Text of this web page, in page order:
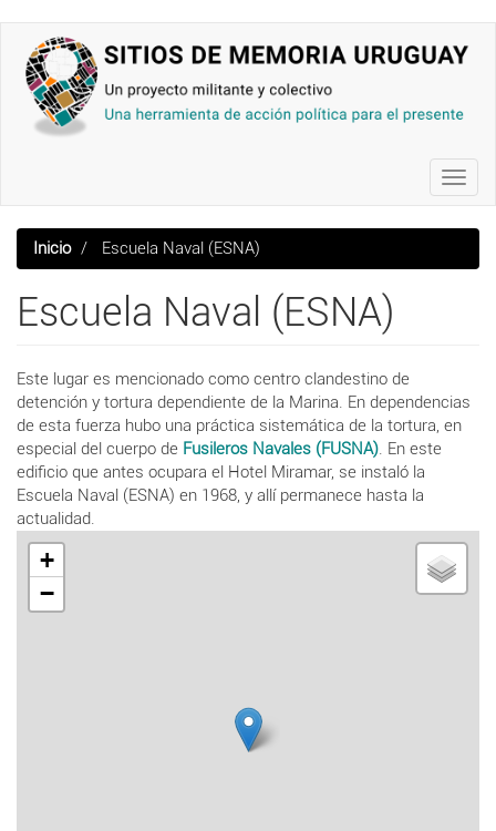
contenido
principal
Inicio Escuela Naval (ESNA)
Escuela Naval (ESNA)
Este lugar es mencionado como centro clandestino de
detención y tortura dependiente de la Marina. En dependencias
de esta fuerza hubo una práctica sistemática de la tortura, en
especial del cuerpo de Fusileros Navales (FUSNA). En este
edificio que antes ocupara el Hotel Miramar, se instaló la
Escuela Naval (ESNA) en 1968, y allí permanece hasta la
actualidad.
+
−